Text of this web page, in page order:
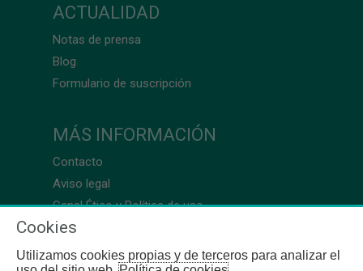
ACTUALIDAD
Notas de prensa
Blog
Formulario de suscripción
MÁS INFORMACIÓN
Contacto
Aviso legal
Canal Ético y Política de uso
Cookies
Utilizamos cookies propias y de terceros para analizar el